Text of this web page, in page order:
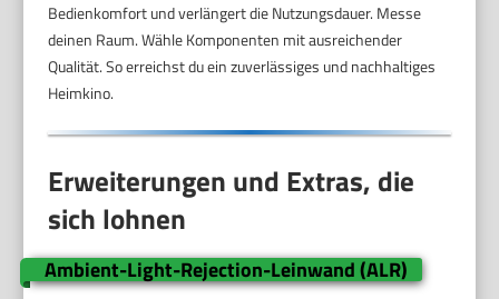
Bedienkomfort und verlängert die Nutzungsdauer. Messe
deinen Raum. Wähle Komponenten mit ausreichender
Qualität. So erreichst du ein zuverlässiges und nachhaltiges
Heimkino.
Erweiterungen und Extras, die
sich lohnen
Ambient-Light-Rejection-Leinwand (ALR)